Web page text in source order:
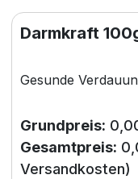
Darmkraft
Gesunde
Grundpreis:
Gesamtpreis:
Versandkosten)